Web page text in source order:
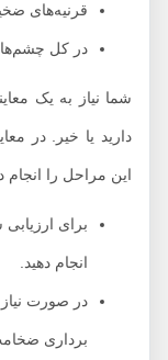
قرنیه‌های ضخیم و
در کل چشم‌های
شما نیاز به یک معاینه
دارید یا خیر. در
این مراحل را انجام دهید:
برای ارزیابی
انجام دهید.
در صورت نیاز
برداری ضخامت